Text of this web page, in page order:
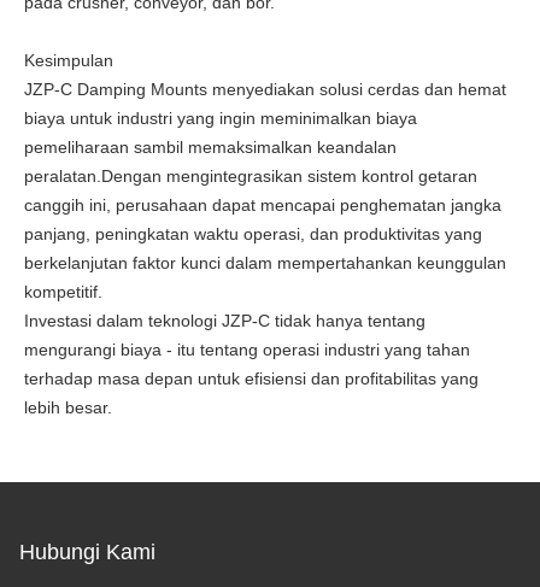
Kesimpulan
JZP-C Damping Mounts menyediakan solusi cerdas dan hemat
biaya untuk industri yang ingin meminimalkan biaya
pemeliharaan sambil memaksimalkan keandalan
peralatan.Dengan mengintegrasikan sistem kontrol getaran
canggih ini, perusahaan dapat mencapai penghematan jangka
panjang, peningkatan waktu operasi, dan produktivitas yang
berkelanjutan faktor kunci dalam mempertahankan keunggulan
kompetitif.
Investasi dalam teknologi JZP-C tidak hanya tentang
mengurangi biaya - itu tentang operasi industri yang tahan
terhadap masa depan untuk efisiensi dan profitabilitas yang
lebih besar.
Hubungi Kami